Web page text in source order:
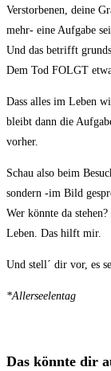
Verstorbenen, deine
mehr- eine Aufgabe
Und das betrifft
Dem Tod FOLGT
Dass alles im Leben
bleibt dann die
vorher.
Schau also beim
sondern -im Bild
Wer könnte da
Leben. Das hilft mir.
Und stell´ dir vor, es
*Allerseelentag
Das könnte dir